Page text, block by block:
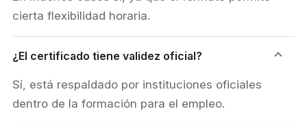
cierta flexibilidad horaria.
¿El certificado tiene validez oficial?
Sí, está respaldado por instituciones oficiales
dentro de la formación para el empleo.